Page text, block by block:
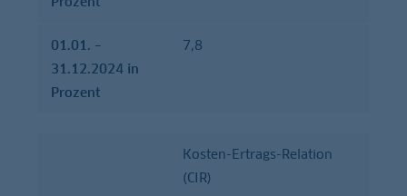
01.01. –
31.12.2024 in
Prozent
7,8
Kosten-Ertrags-Relation
(CIR)